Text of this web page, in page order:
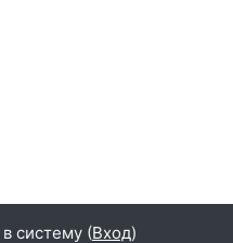
систему (Вход)